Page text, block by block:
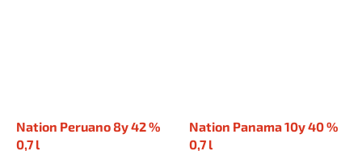
Nation Peruano 8y 42 %
0,7 l
Nation Panama 10y 40 %
0,7 l